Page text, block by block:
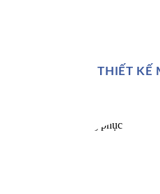
THIẾT KẾ